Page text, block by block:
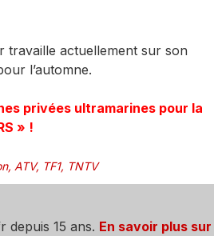
travaille actuellement sur son
l’automne.
privées ultramarines pour la
» !
, ATV, TF1, TNTV
depuis 15 ans. En savoir plus sur